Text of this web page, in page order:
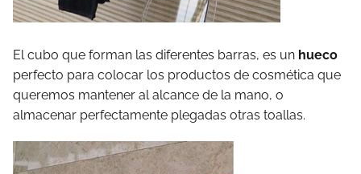
El cubo que forman las diferentes barras, es un hueco
perfecto para colocar los productos de cosmética que
queremos mantener al alcance de la mano, o
almacenar perfectamente plegadas otras toallas.